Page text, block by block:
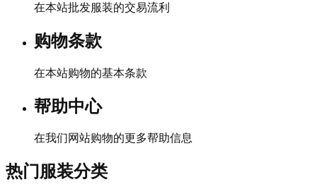
在本站批发服装的交易流利
购物条款
在本站购物的基本条款
帮助中心
在我们网站购物的更多帮助信息
热门服装分类